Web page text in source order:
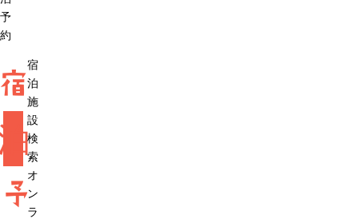
予
約
予
宿
泊
施
設
検
索
オ
ン
ラ